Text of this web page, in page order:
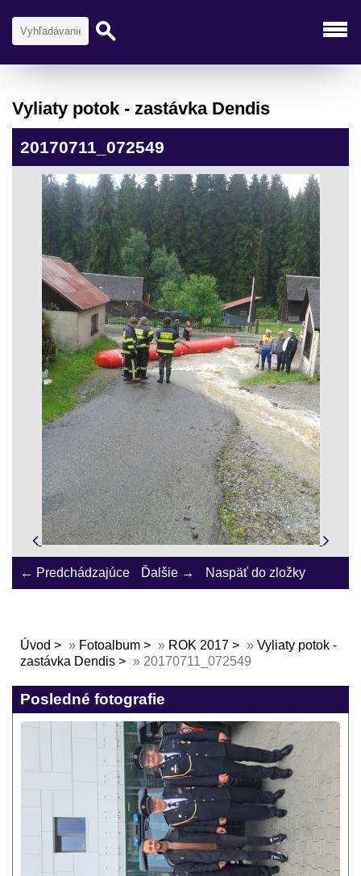
Vyliaty potok - zastávka Dendis
20170711_072549
← Predchádzajúce Ďalšie → Naspäť do zložky
Úvod » Fotoalbum » ROK 2017 » Vyliaty potok -
zastávka Dendis
» 20170711_072549
Posledné fotografie